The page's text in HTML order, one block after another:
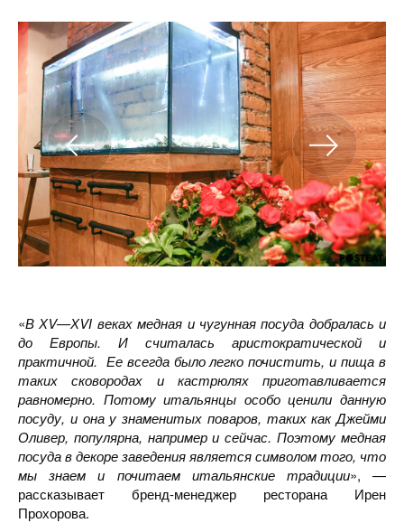
«ВХV—ХVІ веках медная и чугунная посуда добралась и
до Европы. И считалась аристократической и
практичной. Ее всегда было легко почистить, и пища в
таких сковородах и кастрюлях приготавливается
равномерно. Потому итальянцы особо ценили данную
посуду, и она у знаменитых поваров, таких как Джейми
Оливер, популярна, например и сейчас. Поэтому медная
посуда в декоре заведения является символом того, что
мы знаем и почитаем итальянские традиции», —
рассказывает бренд-менеджер ресторана Ирен
Прохорова.